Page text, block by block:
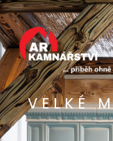
V E L K É M